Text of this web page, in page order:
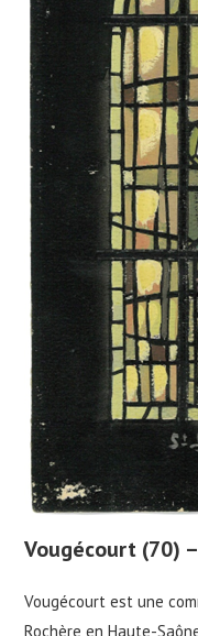
Vougécourt (70)
Vougécourt est une
Rochère en Haute-